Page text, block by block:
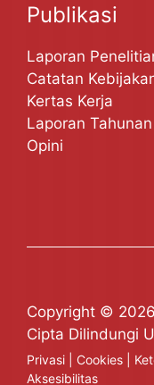
Publikasi
Laporan
Catatan
Kertas Kerja
Laporan Tahunan
Opini
Copyright ©
Cipta Dilindungi
Privasi Cookies
Aksesibilitas